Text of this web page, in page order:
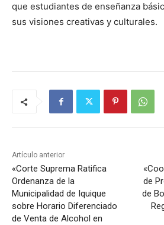
que estudiantes de enseñanza
sus visiones creativas y culturales.
Artículo anterior
«Corte Suprema Ratifica
Ordenanza de la
Municipalidad de Iquique
sobre Horario Diferenciado
de Venta de Alcohol en
de
de